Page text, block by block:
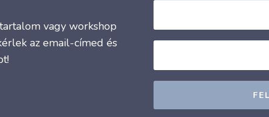
vagy workshop
az email-címed és